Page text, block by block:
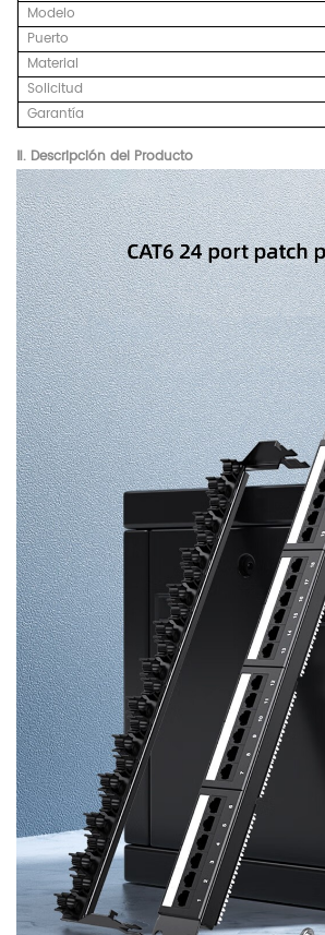
Modelo
Puerto
Material
Solicitud
Garantía
Ⅱ. Descripción del Producto